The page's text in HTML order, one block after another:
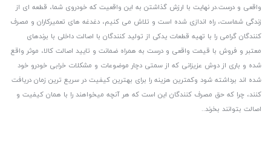
واقعی و درست.در نهایت با ارزش گذاشتن به این واقعیت که خودروی شما، قطعه ای از
زندگی شماست، راه اندازی شده است و تلاش می کنیم، دغدغه های تعمیرکاران و مصرف
کنندگان گرامی را با تهیه قطعات یدکی از تولید کنندگان با اصالت داخلی با برندهای
معتبر و فروش با قیمت واقعی و درست به همراه ضمانت و تایید اصالت کالا، موثر واقع
شده و باری از دوش عزیزانی که از سمتی دچار موضوعات و مشکلات خرابی خودرو خود
شده اند برداشته شود و‌کمترین هزینه را برای بهترین کیفیت در سریع ترین زمان دریافت
کنند، چرا که حق مصرف کنندگان این است که هر آنچه میخواهند را با همان کیفیت و
اصالت بتوانند بخرند..